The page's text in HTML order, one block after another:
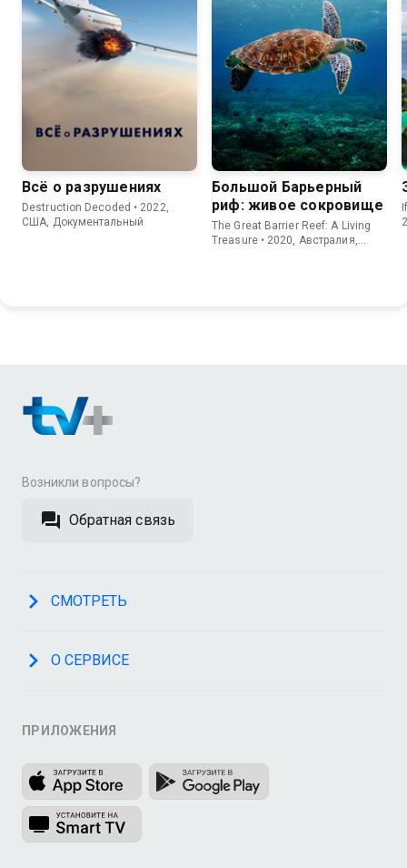
Всё о разрушениях
Destruction Decoded • 2022,
США, Документальный
Большой Барьерный
риф: живое сокровище
The Great Barrier Reef: A Living
Treasure • 2020, Австралия,
Возникли вопросы?
Обратная связь
СМОТРЕТЬ
О СЕРВИСЕ
ПРИЛОЖЕНИЯ